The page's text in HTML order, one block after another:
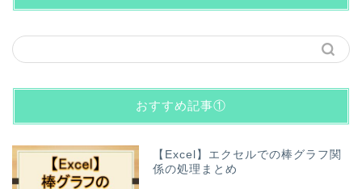
おすすめ記事①
【Excel】エクセルでの棒グラフ関
係の処理まとめ